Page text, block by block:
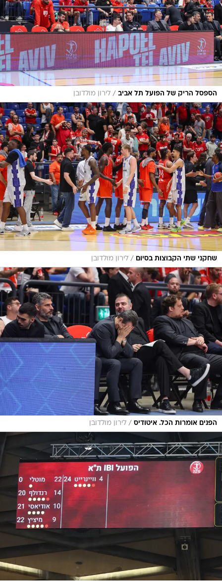
הספסל הריק של הפועל תל אביב / לירון מולדובן
שחקני שתי הקבוצות בסיום / לירון מולדובן
הפנים אומרות הכל. איטודיס / לירון מולדובן